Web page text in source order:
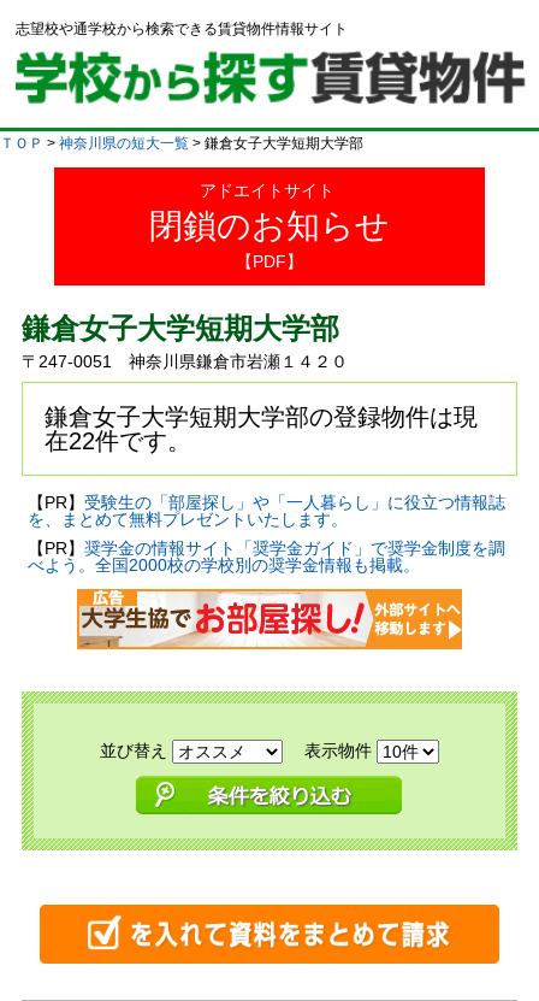
志望校や通学校から検索できる賃貸物件情報サイト
ＴＯＰ > 神奈川県の短大一覧 > 鎌倉女子大学短期大学部
アドエイトサイト
閉鎖のお知らせ
【PDF】
鎌倉女子大学短期大学部
〒247-0051 神奈川県鎌倉市岩瀬１４２０
鎌倉女子大学短期大学部の登録物件は現
在22件です。
【PR】 受験生の「部屋探し」や「一人暮らし」に役立つ情報誌
を、まとめて無料プレゼントいたします。
【PR】 奨学金の情報サイト「奨学金ガイド」で奨学金制度を調
べよう。全国2000校の学校別の奨学金情報も掲載。
並び替え 表示物件